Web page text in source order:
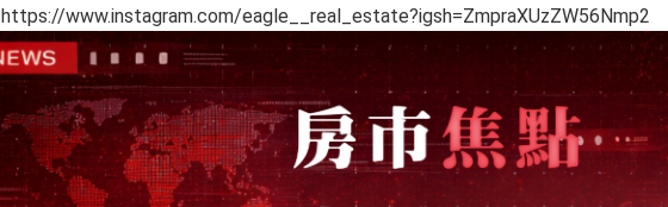
https://www.instagram.com/eagle__real_estate?igsh=ZmpraXUzZW56Nmp2